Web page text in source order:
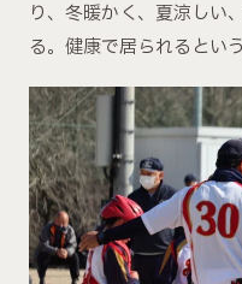
り、冬暖かく、夏涼しい
る。健康で居られるとい